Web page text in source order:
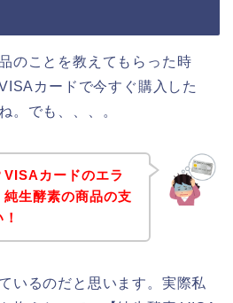
のことを教えてもらった時
カードで今すぐ購入した
。でも、、、。
VISAカードのエラ
生酵素の商品の支
いるのだと思います。実際私